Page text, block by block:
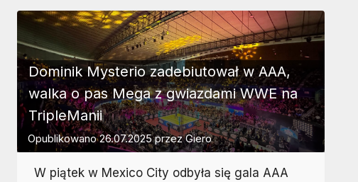
Dominik Mysterio zadebiutował w AAA,
walka o pas Mega z gwiazdami WWE na
TripleManii
Opublikowano26.07.2025przezGiero
W piątek w Mexico City odbyła się gala AAA